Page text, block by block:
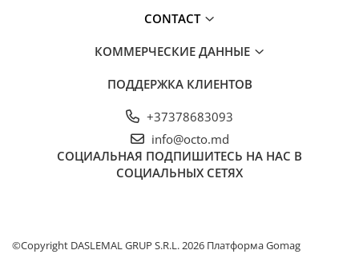
CONTACT
КОММЕРЧЕСКИЕ ДАННЫЕ
ПОДДЕРЖКА КЛИЕНТОВ
+37378683093
info@octo.md
СОЦИАЛЬНАЯ ПОДПИШИТЕСЬ НА НАС В
СОЦИАЛЬНЫХ СЕТЯХ
©Copyright DASLEMAL GRUP S.R.L. 2026 Платформа Gomag